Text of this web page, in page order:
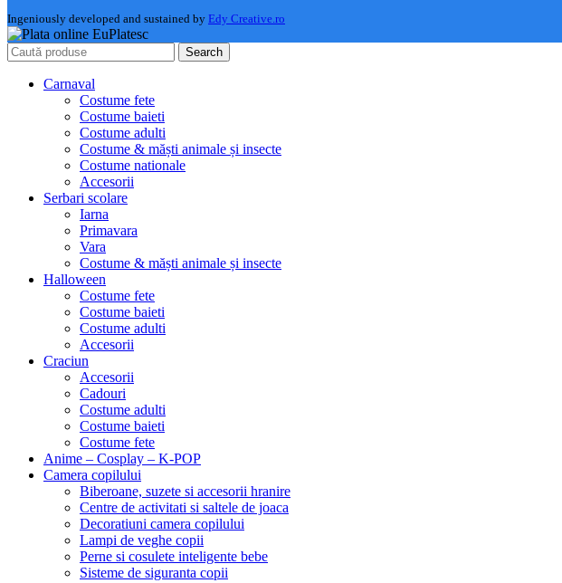
Ingeniously developed and sustained by Edy Creative.ro
Search
Carnaval
Costume fete
Costume baieti
Costume adulti
Costume & măști animale și insecte
Costume nationale
Accesorii
Serbari scolare
Iarna
Primavara
Vara
Costume & măști animale și insecte
Halloween
Costume fete
Costume baieti
Costume adulti
Accesorii
Craciun
Accesorii
Cadouri
Costume adulti
Costume baieti
Costume fete
Anime – Cosplay – K‑POP
Camera copilului
Biberoane, suzete si accesorii hranire
Centre de activitati si saltele de joaca
Decoratiuni camera copilului
Lampi de veghe copii
Perne si cosulete inteligente bebe
Sisteme de siguranta copii